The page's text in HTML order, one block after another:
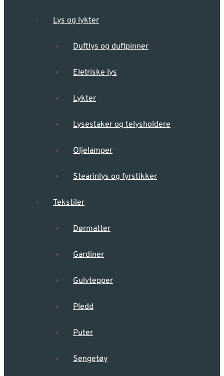
Lys og lykter
Duftlys og duftpinner
Eletriske lys
Lykter
Lysestaker og telysholdere
Oljelamper
Stearinlys og fyrstikker
Tekstiler
Dørmatter
Gardiner
Gulvtepper
Pledd
Puter
Sengetøy